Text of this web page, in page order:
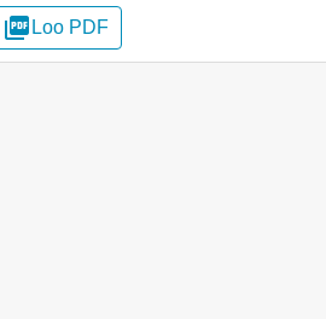
 Loo PDF